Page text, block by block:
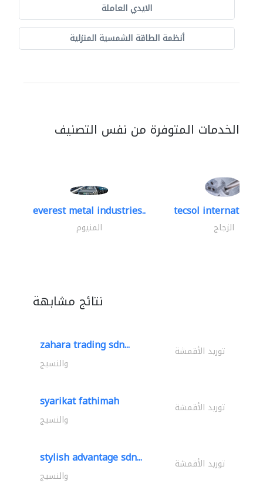
الايدي العاملة
أنظمة الطاقة الشمسية المنزلية
الخدمات المتوفرة من نفس التصنيف
everest metal industries..
المنيوم
tecsol
الزجاج
نتائج مشابهة
zahara trading sdn... توريد الأقمشة
والنسيج
syarikat fathimah توريد الأقمشة
والنسيج
stylish advantage sdn... توريد الأقمشة
والنسيج